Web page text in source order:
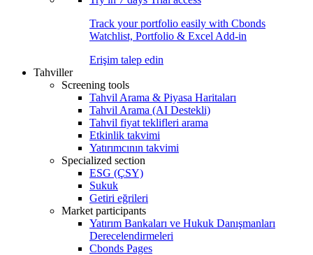
Track your portfolio easily with Cbonds
Watchlist, Portfolio & Excel Add-in
Erişim talep edin
Tahviller
Screening tools
Tahvil Arama & Piyasa Haritaları
Tahvil Arama (AI Destekli)
Tahvil fiyat teklifleri arama
Etkinlik takvimi
Yatırımcının takvimi
Specialized section
ESG (ÇSY)
Sukuk
Getiri eğrileri
Market participants
Yatırım Bankaları ve Hukuk Danışmanları
Derecelendirmeleri
Cbonds Pages